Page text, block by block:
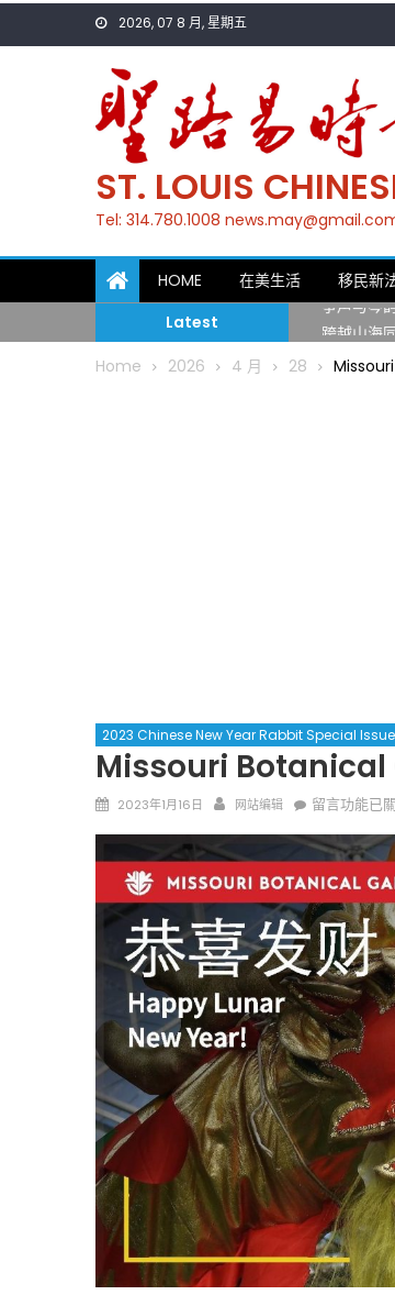
2026, 07 8 月, 星期五
ST. LOUIS
Tel: 314.780.1008
HOME 在美生活 移民新
Latest
一晃三
筝声与琴
跨越山海
圣路易
Home 2026 4 月 28
2023 Chinese New Year Rabbit Special Issue
Missouri Botanical
Posted
2023年1月16日 Author
网站编辑
在
Botanical
Garden
密
蘇
里
植
物
園〉
中
留言功能已
Lu Team 卢长志
圣路易时报
免费健康
条件者使
9点至中